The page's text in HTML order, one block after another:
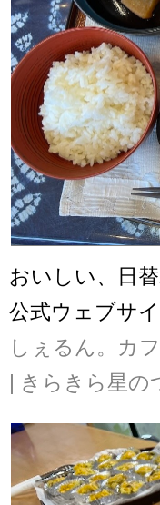
おいしい、日
公式ウェブサ
しぇるん。カ
| きらきら星